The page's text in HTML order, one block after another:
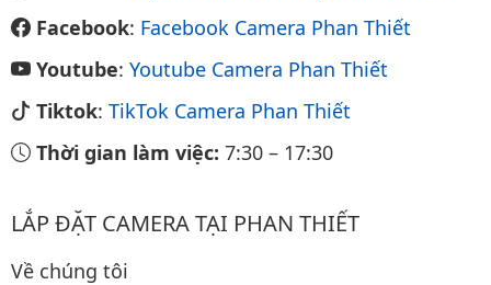
Facebook: Facebook Camera Phan Thiết
Youtube: Youtube Camera Phan Thiết
Tiktok: TikTok Camera Phan Thiết
Thời gian làm việc: 7:30 – 17:30
LẮP ĐẶT CAMERA TẠI PHAN THIẾT
Về chúng tôi